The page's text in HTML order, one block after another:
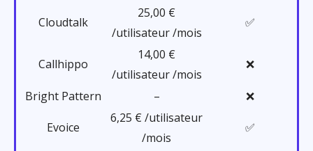
Cloudtalk
25,00 €
/utilisateur /mois
✅
Callhippo
14,00 €
/utilisateur /mois
❌
Bright Pattern – ❌
Evoice
6,25 € /utilisateur
/mois
✅